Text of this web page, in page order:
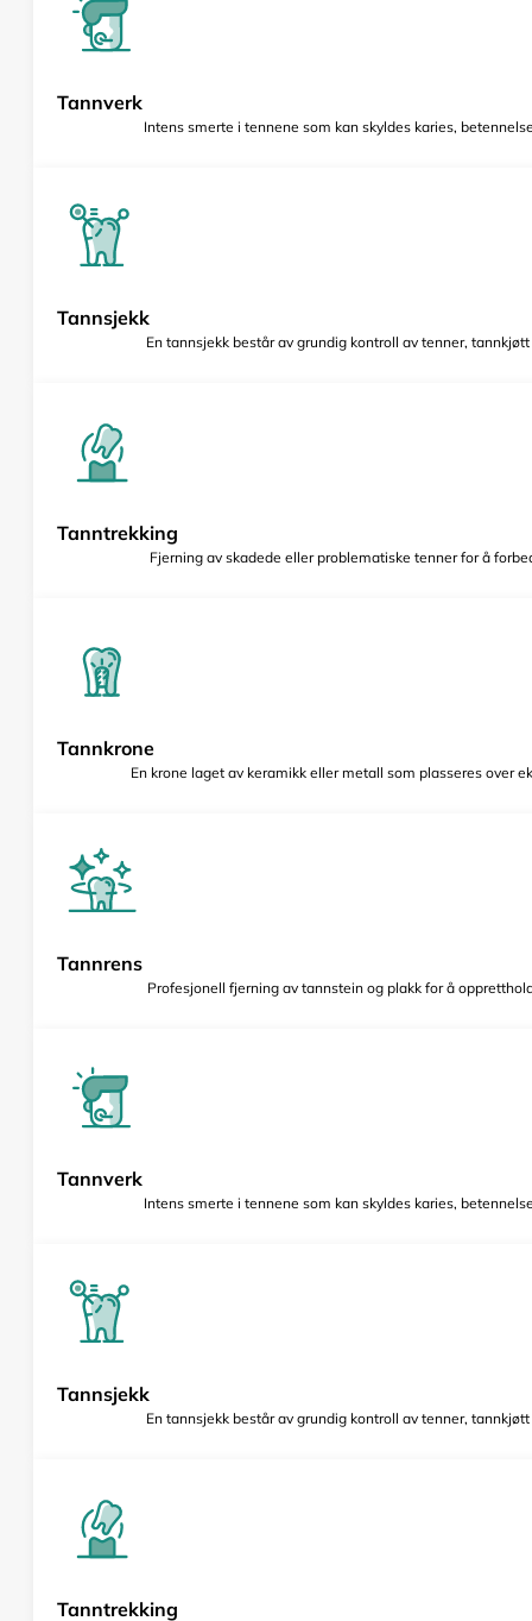
Tannverk
Intens smerte i tennene som kan skyldes karies,
Tannsjekk
En tannsjekk består av grundig kontroll av tenner,
Tanntrekking
Fjerning av skadede eller problematiske tenner for å
Tannkrone
En krone laget av keramikk eller metall som plasseres over
Tannrens
Profesjonell fjerning av tannstein og plakk for å
Tannverk
Intens smerte i tennene som kan skyldes karies,
Tannsjekk
En tannsjekk består av grundig kontroll av tenner,
Tanntrekking